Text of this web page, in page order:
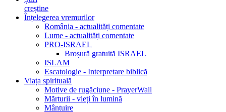
creștine
Înțelegerea vremurilor
România - actualități comentate
Lume - actualități comentate
PRO-ISRAEL
Broșură gratuită ISRAEL
ISLAM
Escatologie - Interpretare biblică
Viața spirituală
Motive de rugăciune - PrayerWall
Mărturii - vieți în lumină
Mântuire